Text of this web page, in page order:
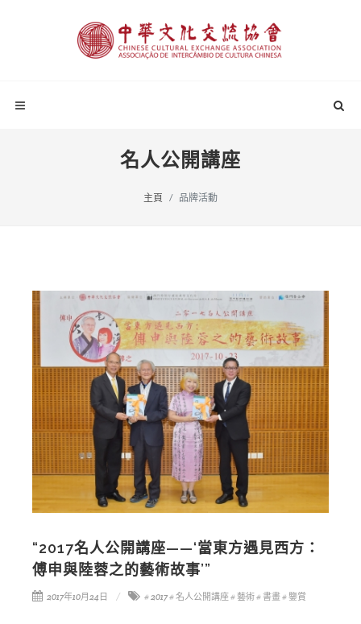
名人公開講座
主頁 品牌活動
“2017名人公開講座——‘當東方遇見西方：
傅申與陸蓉之的藝術故事’”
2017年10月24日 # 2017# 名人公開講座# 藝術# 書畫# 鑒賞